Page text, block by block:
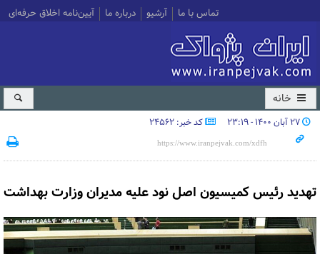
تماس با ما آرشیو درباره ما آیین‌نامه اخلاق حرفه‌ای
خانه
۲۷ آبان ۱۴۰۰ - ۲۳:۱۹ کد خبر: 24562
تهدید رئیس کمیسیون اصل نود علیه مدیران وزارت بهداشت